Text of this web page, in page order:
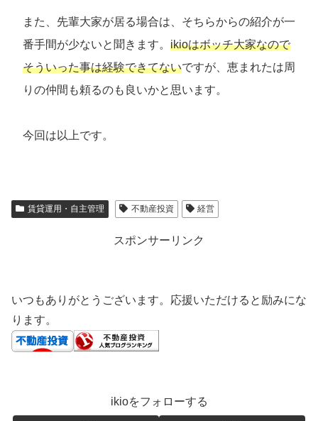
また、先輩大家が居る場合は、そちらからの紹介が一
番手間が少ないと聞きます。 ikioはボッチ大家なので
そういった事は経験できてないですが、恵まれたは周
りの仲間も頼るのも良いかと思います。
今回は以上です。
賃貸運用・自主管理 不動産投資 経営
スポンサーリンク
いつもありがとうございます。応援いただけると励みにな
ります。
ikioをフォローする